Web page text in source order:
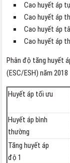
Cao huyết áp
Cao huyết áp
Cao huyết áp
Cao huyết áp
Phân độ tăng huyết
(ESC/ESH) năm 2018
Huyết áp tối ưu
Huyết áp bình
thường
Tăng huyết áp
độ 1